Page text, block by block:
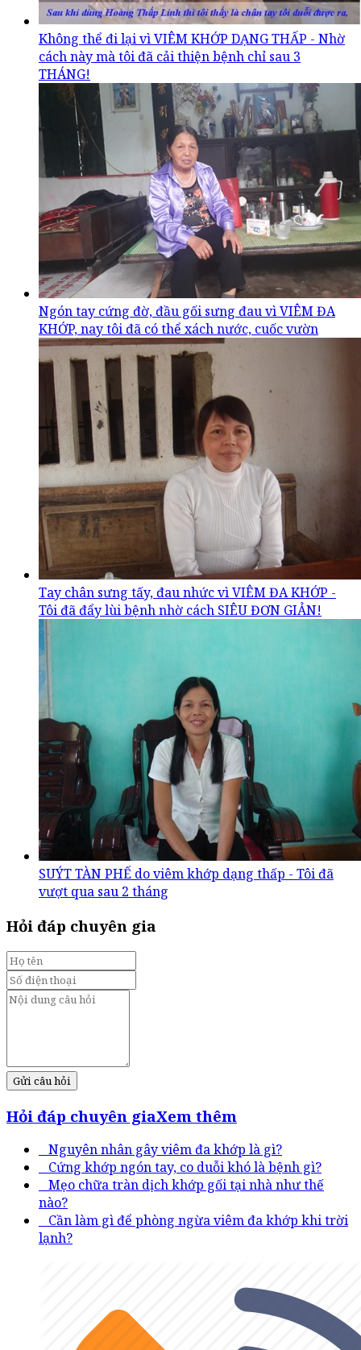
Không thể đi lại vì VIÊM KHỚP DẠNG THẤP - Nhờ
cách này mà tôi đã cải thiện bệnh chỉ sau 3
THÁNG!
Ngón tay cứng đờ, đầu gối sưng đau vì VIÊM ĐA
KHỚP, nay tôi đã có thể xách nước, cuốc vườn
Tay chân sưng tấy, đau nhức vì VIÊM ĐA KHỚP -
Tôi đã đẩy lùi bệnh nhờ cách SIÊU ĐƠN GIẢN!
SUÝT TÀN PHẾ do viêm khớp dạng thấp - Tôi đã
vượt qua sau 2 tháng
Hỏi đáp chuyên gia
Gửi câu hỏi
Hỏi đáp chuyên giaXem thêm
Nguyên nhân gây viêm đa khớp là gì?
Cứng khớp ngón tay, co duỗi khó là bệnh gì?
Mẹo chữa tràn dịch khớp gối tại nhà như thế
nào?
Cần làm gì để phòng ngừa viêm đa khớp khi trời
lạnh?